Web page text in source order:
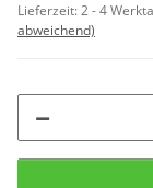
Lieferzeit:2 - 4
abweichend)